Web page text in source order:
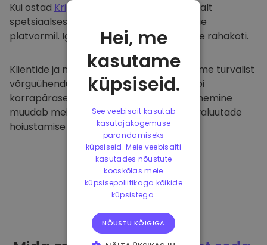
Kui ostad Kriptomat
, kanname selle sujuvalt
spetsiaalsesse ja turvalisse rahakotti meie
platvormil. Iga kasutaja saab individuaalse rahakoti.
Klientide ja nende raha kaitsmiseks pakume turvalist
võrguühenduseta hoiustamist ja viime läbi
korrapäraseid turvaauditeid. Selline lähenemine
muudab meie platvormi ja teiste krüptovaluutade
hoiustamise tõeliseks taevaks.
Hei, me
kasutame
küpsiseid.
See veebisait kasutab
kasutajakogemuse
parandamiseks
küpsiseid. Meie veebisaiti
kasutades nõustute
kooskõlas meie
küpsisepoliitikaga kõikide
küpsistega.
NÕUSTU KÕIGIGA